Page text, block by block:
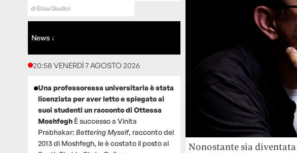
di Elisa Giudici
News ↓
20:58 VENERDÌ 7 AGOSTO 2026
Una professoressa universitaria è stata
licenziata per aver letto e spiegato ai
suoi studenti un racconto di Ottessa
Moshfegh È successo a Vinita
Prabhakar: Bettering Myself, racconto del
2013 di Moshfegh, le è costato il posto al
Nonostante sia